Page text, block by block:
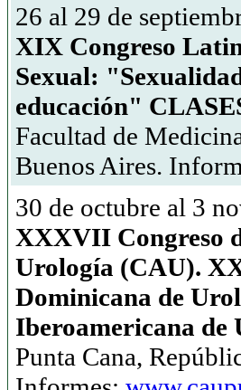
26 al 29 de
XIX Congreso
Sexual:
educación"
Facultad de
Buenos Aires.
30 de octubre al 3
XXXVII Congreso
Urología (CAU).
Dominicana de
Iberoamericana de
Punta Cana,